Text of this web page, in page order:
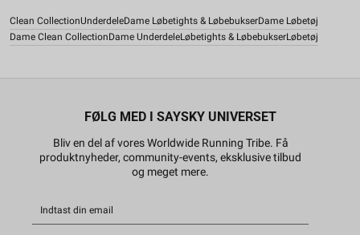
Clean CollectionUnderdeleDame Løbetights & LøbebukserDame Løbetøj
Dame Clean CollectionDame UnderdeleLøbetights & LøbebukserLøbetøj
FØLG MED I SAYSKY UNIVERSET
Bliv en del af vores Worldwide Running Tribe. Få
produktnyheder, community-events, eksklusive tilbud
og meget mere.